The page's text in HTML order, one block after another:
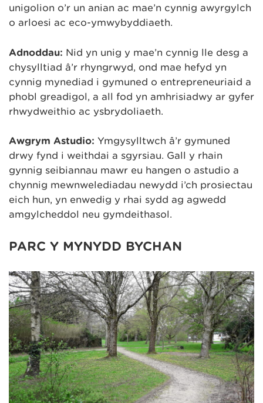
unigolion o’r un anian ac mae’n cynnig awyrgylch
o arloesi ac eco-ymwybyddiaeth.
Adnoddau: Nid yn unig y mae’n cynnig lle desg a
chysylltiad â’r rhyngrwyd, ond mae hefyd yn
cynnig mynediad i gymuned o entrepreneuriaid a
phobl greadigol, a all fod yn amhrisiadwy ar gyfer
rhwydweithio ac ysbrydoliaeth.
Awgrym Astudio: Ymgysylltwch â’r gymuned
drwy fynd i weithdai a sgyrsiau. Gall y rhain
gynnig seibiannau mawr eu hangen o astudio a
chynnig mewnwelediadau newydd i’ch prosiectau
eich hun, yn enwedig y rhai sydd ag agwedd
amgylcheddol neu gymdeithasol.
PARC Y MYNYDD BYCHAN